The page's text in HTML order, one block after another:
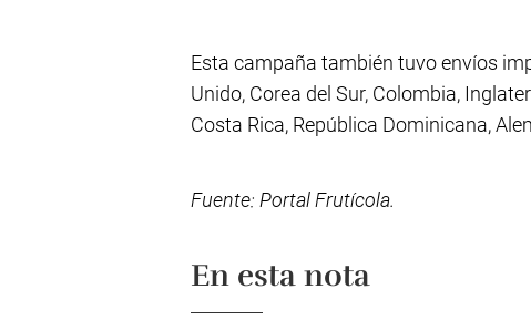
Esta campaña también tuvo envíos
Unido, Corea del Sur, Colombia,
Costa Rica, República Dominicana,
Fuente: Portal Frutícola.
En esta nota